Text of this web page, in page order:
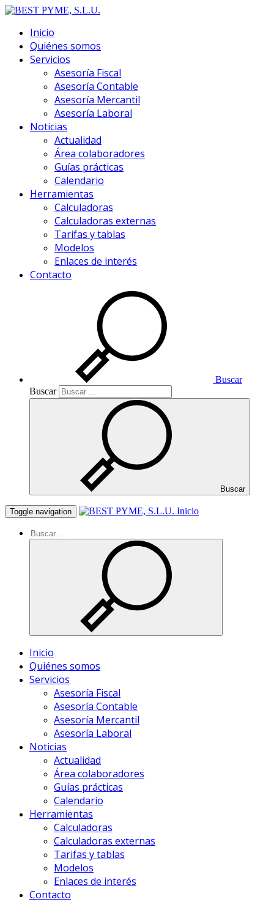
Inicio
Quiénes somos
Servicios
Asesoría Fiscal
Asesoría Contable
Asesoría Mercantil
Asesoría Laboral
Noticias
Actualidad
Área colaboradores
Guías prácticas
Calendario
Herramientas
Calculadoras
Calculadoras externas
Tarifas y tablas
Modelos
Enlaces de interés
Contacto
Buscar
Buscar
Buscar
Toggle navigation Inicio
Inicio
Quiénes somos
Servicios
Asesoría Fiscal
Asesoría Contable
Asesoría Mercantil
Asesoría Laboral
Noticias
Actualidad
Área colaboradores
Guías prácticas
Calendario
Herramientas
Calculadoras
Calculadoras externas
Tarifas y tablas
Modelos
Enlaces de interés
Contacto